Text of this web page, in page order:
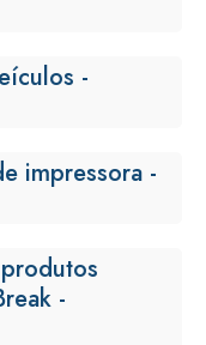
-
impressora -
-